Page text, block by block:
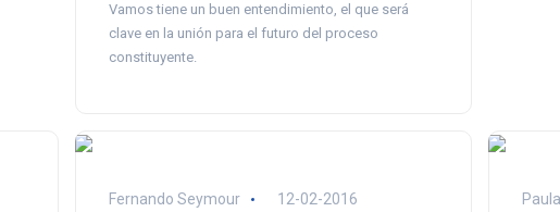
Vamos tiene un buen entendimiento, el que será
clave en la unión para el futuro del proceso
constituyente.
Fernando Seymour 12-02-2016